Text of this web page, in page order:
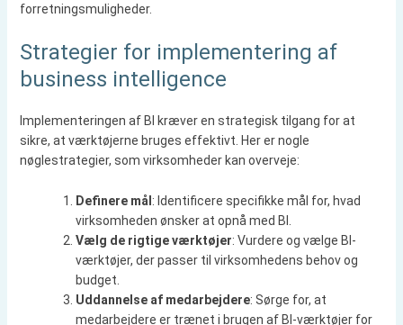
forretningsmuligheder.
Strategier for implementering af
business intelligence
Implementeringen af BI kræver en strategisk tilgang for at
sikre, at værktøjerne bruges effektivt. Her er nogle
nøglestrategier, som virksomheder kan overveje:
Definere mål: Identificere specifikke mål for, hvad
virksomheden ønsker at opnå med BI.
Vælg de rigtige værktøjer: Vurdere og vælge BI-
værktøjer, der passer til virksomhedens behov og
budget.
Uddannelse af medarbejdere: Sørge for, at
medarbejdere er trænet i brugen af BI-værktøjer for